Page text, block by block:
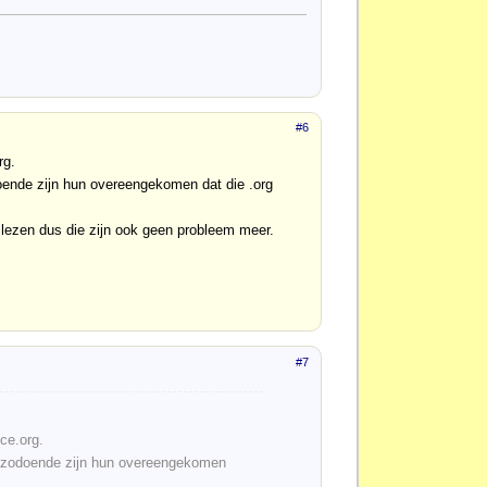
#6
zijn hun overeengekomen dat die .org
dus die zijn ook geen probleem meer.
#7
zijn hun overeengekomen